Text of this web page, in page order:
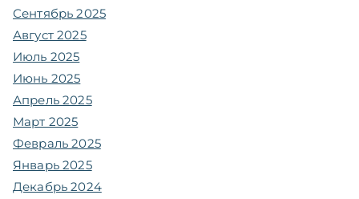
Сентябрь 2025
Август 2025
Июль 2025
Июнь 2025
Апрель 2025
Март 2025
Февраль 2025
Январь 2025
Декабрь 2024